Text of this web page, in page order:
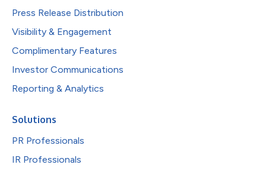
Press Release Distribution
Visibility & Engagement
Complimentary Features
Investor Communications
Reporting & Analytics
Solutions
PR Professionals
IR Professionals